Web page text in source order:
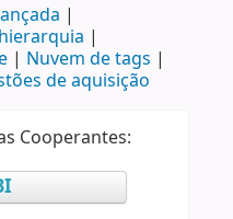
Nuvem de tags
de aquisição
Cooperantes: